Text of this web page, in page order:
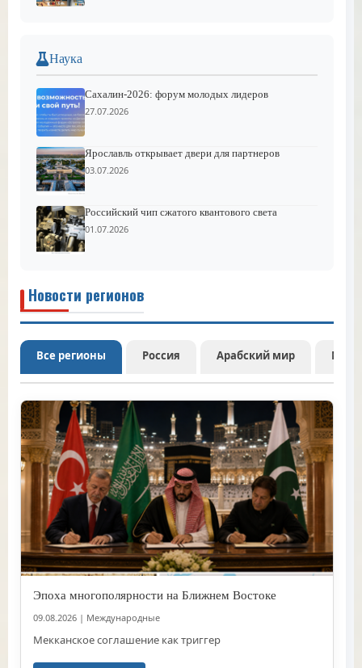
Наука
Сахалин-2026: форум молодых лидеров
27.07.2026
Ярославль открывает двери для партнеров
03.07.2026
Российский чип сжатого квантового света
01.07.2026
Новости регионов
Все регионы Россия Арабский мир
Эпоха многополярности на Ближнем Востоке
09.08.2026 | Международные
Мекканское соглашение как триггер